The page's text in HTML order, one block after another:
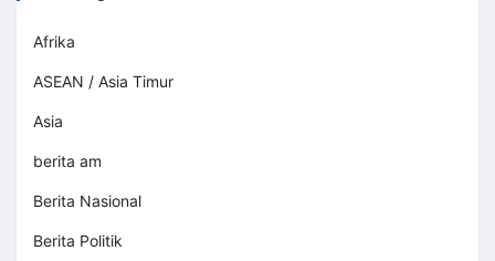
Afrika
ASEAN / Asia Timur
Asia
berita am
Berita Nasional
Berita Politik